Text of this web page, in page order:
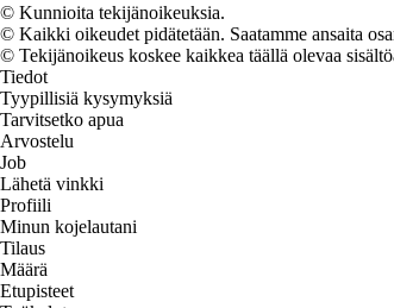
© Kunnioita tekijänoikeuksia.
© Kaikki oikeudet pidätetään. Saatamme ansaita
© Tekijänoikeus koskee kaikkea täällä olevaa
Tiedot
Tyypillisiä kysymyksiä
Tarvitsetko apua
Arvostelu
Job
Lähetä vinkki
Profiili
Minun kojelautani
Tilaus
Määrä
Etupisteet